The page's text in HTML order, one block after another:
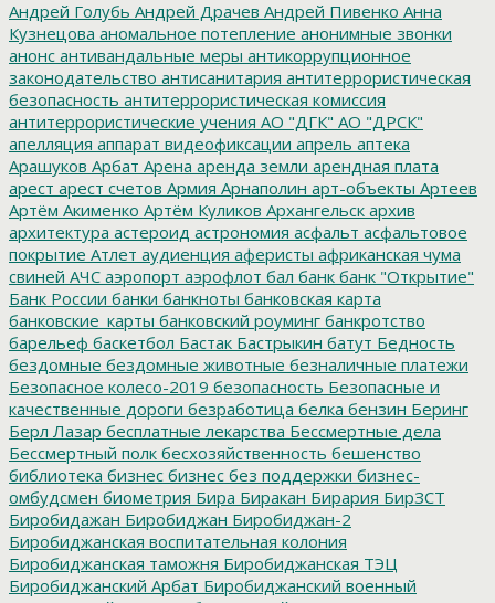
Андрей Голубь Андрей Драчев Андрей Пивенко Анна
Кузнецова аномальное потепление анонимные звонки
анонс антивандальные меры антикоррупционное
законодательство антисанитария антитеррористическая
безопасность антитеррористическая комиссия
антитеррористические учения АО "ДГК" АО "ДРСК"
апелляция аппарат видеофиксации апрель аптека
Арашуков Арбат Арена аренда земли арендная плата
арест арест счетов Армия Арнаполин арт-объекты Артеев
Артём Акименко Артём Куликов Архангельск архив
архитектура астероид астрономия асфальт асфальтовое
покрытие Атлет аудиенция аферисты африканская чума
свиней АЧС аэропорт аэрофлот бал банк банк "Открытие"
Банк России банки банкноты банковская карта
банковские_карты банковский роуминг банкротство
барельеф баскетбол Бастак Бастрыкин батут Бедность
бездомные бездомные животные безналичные платежи
Безопасное колесо-2019 безопасность Безопасные и
качественные дороги безработица белка бензин Беринг
Берл Лазар бесплатные лекарства Бессмертные дела
Бессмертный полк бесхозяйственность бешенство
библиотека бизнес бизнес без поддержки бизнес-
омбудсмен биометрия Бира Биракан Бирария БирЗСТ
Биробидажан Биробиджан Биробиджан-2
Биробиджанская воспитательная колония
Биробиджанская таможня Биробиджанская ТЭЦ
Биробиджанский Арбат Биробиджанский военный